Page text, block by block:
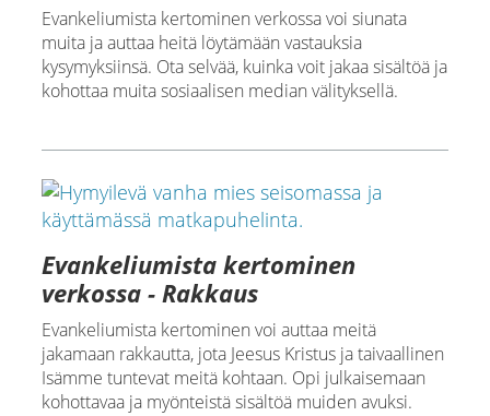
Evankeliumista kertominen verkossa voi siunata
muita ja auttaa heitä löytämään vastauksia
kysymyksiinsä. Ota selvää, kuinka voit jakaa sisältöä ja
kohottaa muita sosiaalisen median välityksellä.
Evankeliumista kertominen
verkossa - Rakkaus
Evankeliumista kertominen voi auttaa meitä
jakamaan rakkautta, jota Jeesus Kristus ja taivaallinen
Isämme tuntevat meitä kohtaan. Opi julkaisemaan
kohottavaa ja myönteistä sisältöä muiden avuksi.